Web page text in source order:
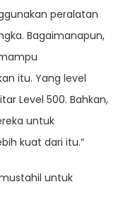
peralatan
Bagaimanapun,
itu. Yang level
Level 500. Bahkan,
untuk
kuat dari itu.”
untuk